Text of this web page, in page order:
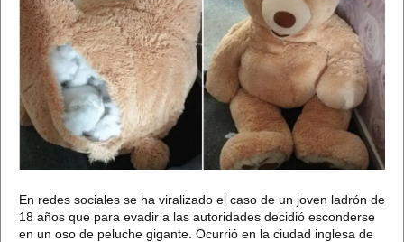
En redes sociales se ha viralizado el caso de un joven ladrón de
18 años que para evadir a las autoridades decidió esconderse
en un oso de peluche gigante. Ocurrió en la ciudad inglesa de